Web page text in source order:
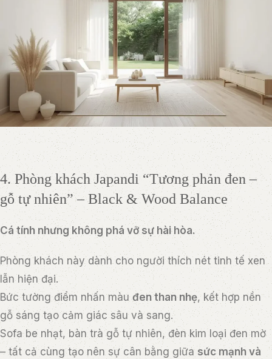
4. Phòng khách Japandi “Tương phản đen –
gỗ tự nhiên” – Black & Wood Balance
Cá tính nhưng không phá vỡ sự hài hòa.
Phòng khách này dành cho người thích nét tinh tế xen
lẫn hiện đại.
Bức tường điểm nhấn màuđen than nhẹ, kết hợp nền
gỗ sáng tạo cảm giác sâu và sang.
Sofa be nhạt, bàn trà gỗ tự nhiên, đèn kim loại đen mờ
– tất cả cùng tạo nên sự cân bằng giữa sức mạnh và